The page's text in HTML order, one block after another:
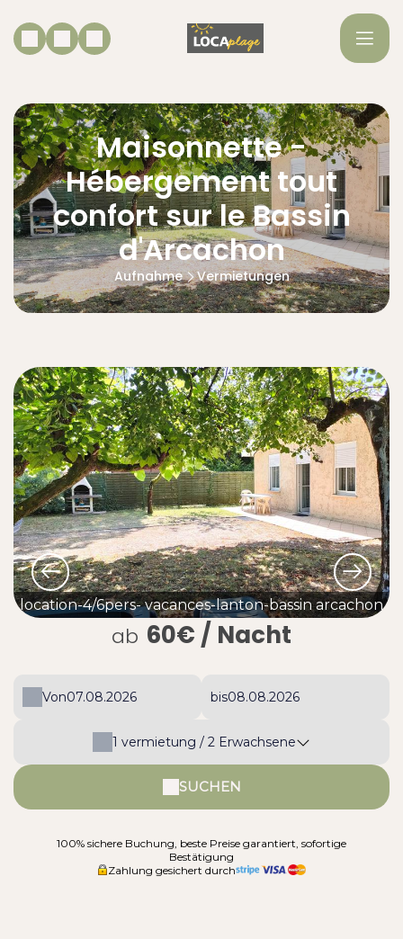
Maisonnette -
Hébergement tout
confort sur le Bassin
d'Arcachon
Aufnahme Vermietungen
location-4/6pers- vacances-lanton-bassin arcachon
ab 60€ / Nacht
Von bis
1 vermietung / 2 Erwachsene
SUCHEN
100% sichere Buchung, beste Preise garantiert, sofortige
Bestätigung
Zahlung gesichert durch